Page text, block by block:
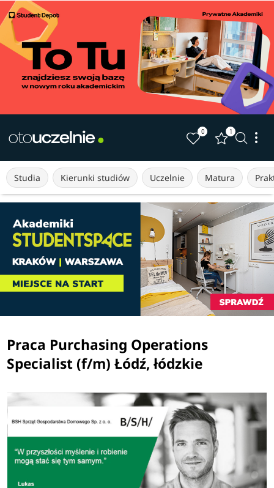
0 1
Studia Kierunki studiów Uczelnie Matura
Praca Purchasing Operations
Specialist (f/m) Łódź, łódzkie